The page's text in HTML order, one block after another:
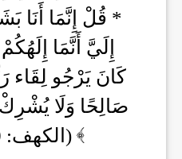
* قُلْ إِنَّمَا أَنَا
إِلَيَّ أَنَّمَا
كَانَ يَرْجُو لِقَاء
صَالِحًا وَلَا يُشْرِكْ
(الكهف: 110 -111)